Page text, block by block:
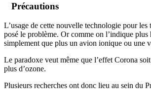
Précautions
L’usage de cette nouvelle technologie pour
posé le problème. Or comme on l’indique
simplement que plus un avion ionique ou une
Le paradoxe veut même que l’effet Corona
plus d’ozone.
Plusieurs recherches ont donc lieu au sein du